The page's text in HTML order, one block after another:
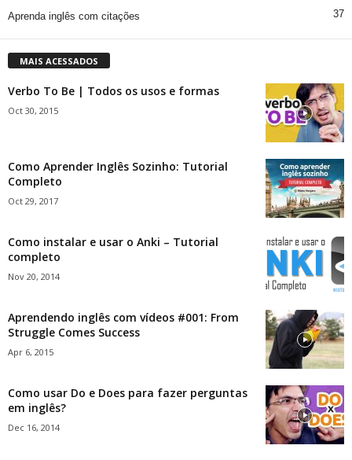
Aprenda inglês com citações 37
MAIS ACESSADOS
Verbo To Be | Todos os usos e formas
Oct 30, 2015
Como Aprender Inglês Sozinho: Tutorial
Completo
Oct 29, 2017
Como instalar e usar o Anki – Tutorial
completo
Nov 20, 2014
Aprendendo inglês com vídeos #001: From
Struggle Comes Success
Apr 6, 2015
Como usar Do e Does para fazer perguntas
em inglês?
Dec 16, 2014